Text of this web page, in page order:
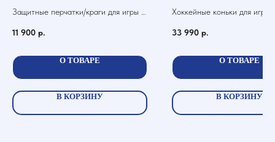
Защитные перчатки/краги для игры в
11 900 р.
О ТОВАРЕ
В КОРЗИНУ
Хоккейные коньки для игры
33 990 р.
О ТОВАРЕ
В КОРЗИНУ